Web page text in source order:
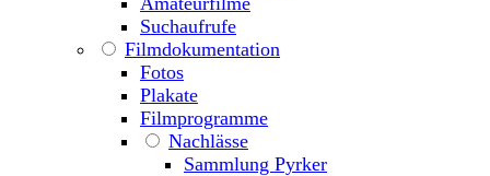
Suchaufrufe
Filmdokumentation
Fotos
Plakate
Filmprogramme
Nachlässe
Sammlung Pyrker